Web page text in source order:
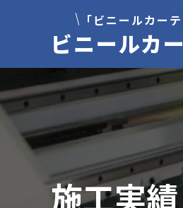
「ビニールカー
ビニールカ
施工実績